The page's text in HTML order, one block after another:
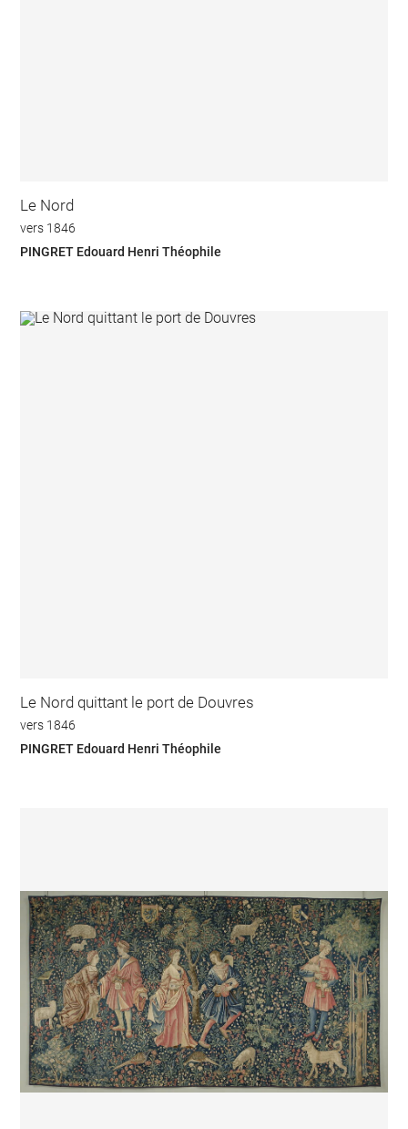
Le Nord
vers 1846
PINGRET Edouard Henri Théophile
Le Nord quittant le port de Douvres
vers 1846
PINGRET Edouard Henri Théophile